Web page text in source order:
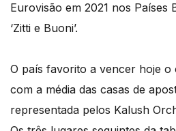
Eurovisão em 2021 nos Países
‘Zitti e Buoni’.
O país favorito a vencer hoje
com a média das casas de
representada pelos Kalush